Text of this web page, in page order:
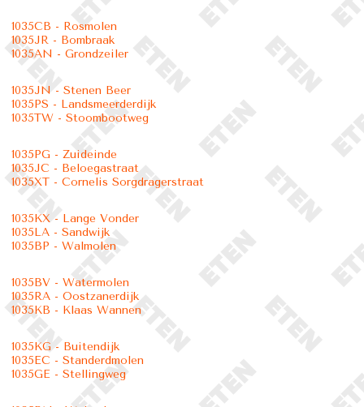
1035CB - Rosmolen
1035JR - Bombraak
1035AN - Grondzeiler
1035JN - Stenen Beer
1035PS - Landsmeerderdijk
1035TW - Stoombootweg
1035PG - Zuideinde
1035JC - Beloegastraat
1035XT - Cornelis Sorgdragerstraat
1035KX - Lange Vonder
1035LA - Sandwijk
1035BP - Walmolen
1035BV - Watermolen
1035RA - Oostzanerdijk
1035KB - Klaas Wannen
1035KG - Buitendijk
1035EC - Standerdmolen
1035GE - Stellingweg